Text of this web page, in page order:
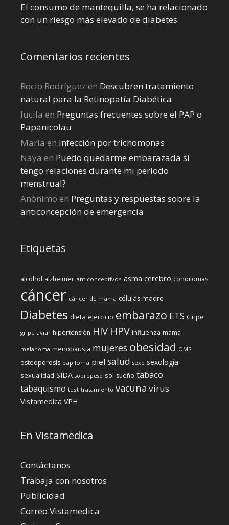
El consumo de mantequilla, se ha relacionado
con un riesgo más elevado de diabetes
Comentarios recientes
Rocio Rodríguez en Descubren tratamiento
natural para la Retinopatía Diabética
lucila en Preguntas frecuentes sobre el PAP o
Papanicolau
Maria en Infección por trichomonas
Naya en Puedo quedarme embarazada si
tengo relaciones durante mi perí­odo
menstrual?
Anónimo en Preguntas y respuestas sobre la
anticoncepción de emergencia
Etiquetas
alcohol alzheimer anticonceptivos asma cerebro condilomas
cáncer cáncer de mama células madre
Diabetes dieta ejercicio embarazo ETS Gripe
gripe aviar hipertensión HIV HPV influenza mama
melanoma menopausia mujeres obesidad OMS
osteoporosis papiloma piel salud sexo sexología
sexualidad SIDA sobrepeso sol sueño tabaco
tabaquismo test tratamiento vacuna virus
Vistamedica VPH
En Vistamedica
Contáctanos
Trabaja con nosotros
Publicidad
Correo Vistamedica